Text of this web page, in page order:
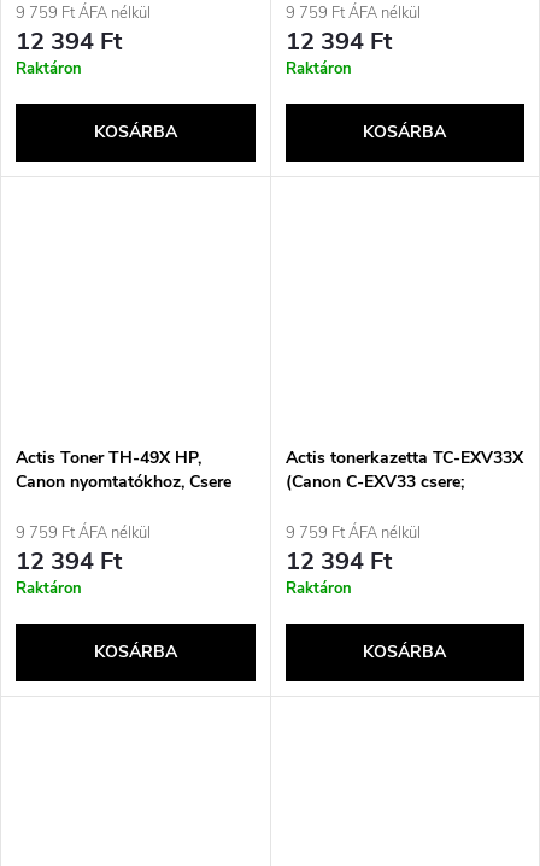
CRG-719H; Standard; 6500
oldal; fekete
9 759 Ft ÁFA nélkül
12 394 Ft
Raktáron
KOSÁRBA
9 759 Ft ÁFA nélkül
12 394 Ft
Raktáron
KOSÁRBA
Actis Toner TH-49X HP,
Canon nyomtatókhoz, Csere
CRG-708H; Standard; 6000
oldal; fekete
9 759 Ft ÁFA nélkül
12 394 Ft
Raktáron
KOSÁRBA
Actis tonerkazetta TC-EXV33X
(Canon C-EXV33 csere;
9 759 Ft ÁFA nélkül
12 394 Ft
Raktáron
KOSÁRBA